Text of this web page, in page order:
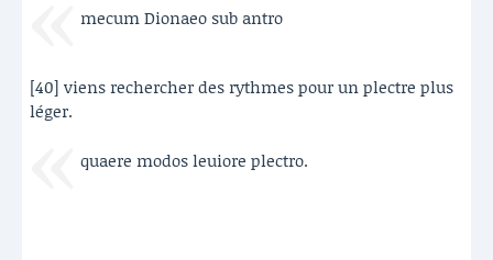
mecum Dionaeo sub antro
[40] viens rechercher des rythmes pour un plectre plus
léger.
quaere modos leuiore plectro.